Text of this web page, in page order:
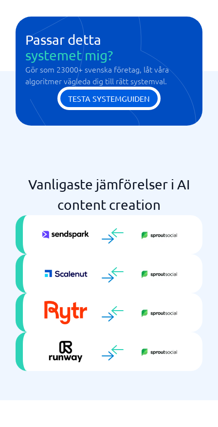
Passar detta
systemet mig?
Gör som 23000+ svenska företag, låt våra
algoritmer vägleda dig till rätt systemval.
TESTA SYSTEMGUIDEN
Vanligaste jämförelser i AI
content creation